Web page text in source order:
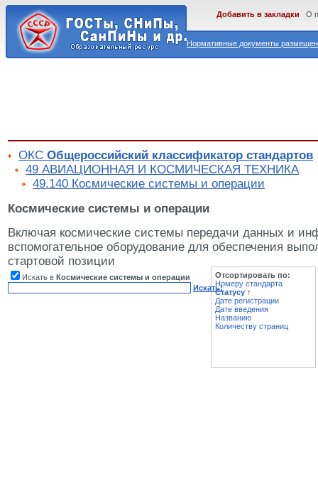
Нормативные документы
Добавить в закладки О
ОКС Общероссийский классификатор стандартов
49 АВИАЦИОННАЯ И КОСМИЧЕСКАЯ ТЕХНИКА
49.140 Космические системы и операции
Космические системы и операции
Включая космические системы передачи данных и
вспомогательное оборудование для обеспечения
стартовой позиции
Искать в Космические системы и операции
Искать!
Отсортировать по:
Номеру стандарта
Статусу ↑
Дате регистрации
Дате введения
Названию
Количеству страниц